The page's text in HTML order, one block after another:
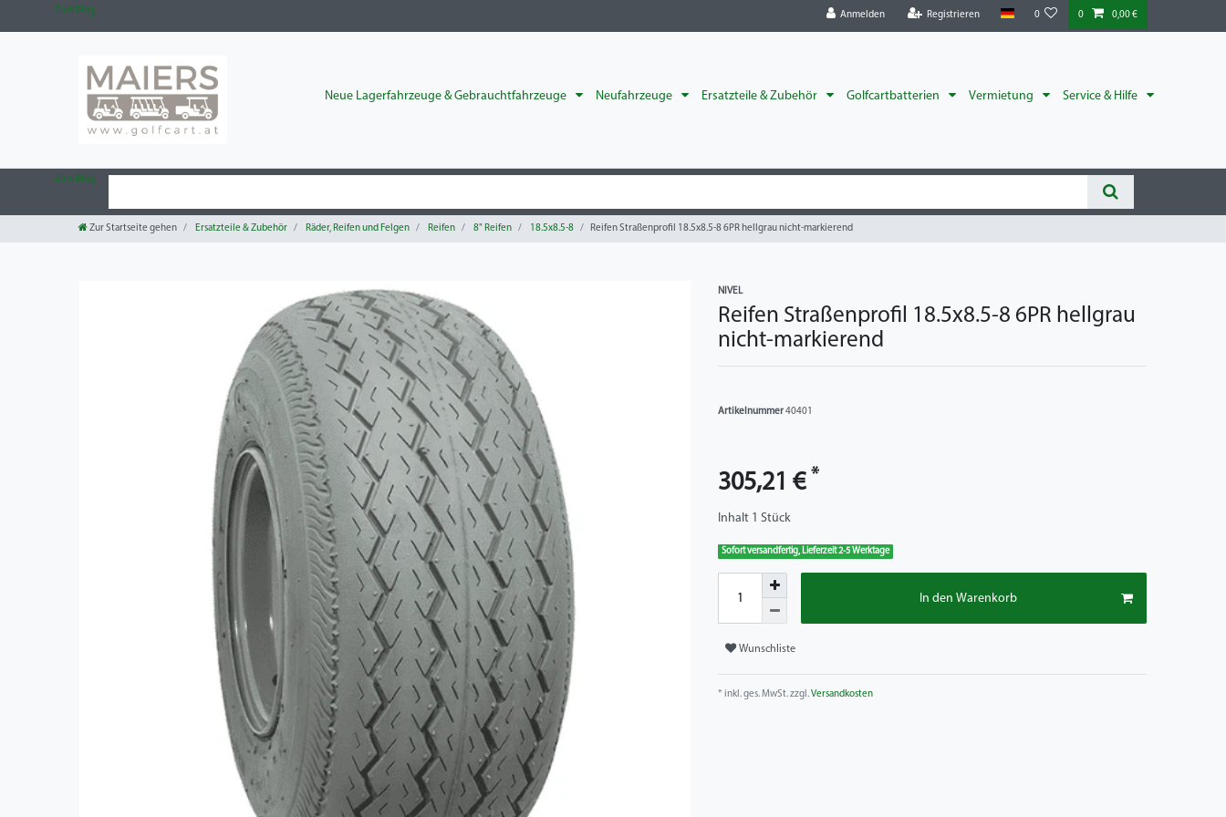
Zum Blog Anmelden Registrieren 0 0 0,00 €
Neue Lagerfahrzeuge & Gebrauchtfahrzeuge Neufahrzeuge Ersatzteile & Zubehör Golfcartbatterien Vermietung Service & Hilfe
Zum Blog
Zur Startseite gehen Ersatzteile & Zubehör Räder, Reifen und Felgen Reifen 8" Reifen 18.5x8.5-8 Reifen Straßenprofil 18.5x8.5-8 6PR hellgrau nicht-markierend
NIVEL
Reifen Straßenprofil 18.5x8.5-8 6PR hellgrau
nicht-markierend
Artikelnummer40401
305,21 € *
Inhalt 1 Stück
Sofort versandfertig, Lieferzeit 2-5 Werktage
In den Warenkorb
Wunschliste
* inkl. ges. MwSt. zzgl.Versandkosten